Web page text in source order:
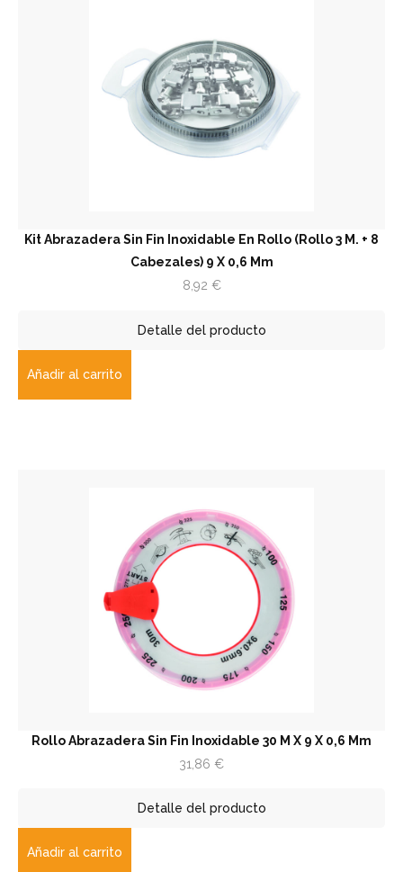
Kit Abrazadera Sin Fin Inoxidable En Rollo (Rollo 3 M. + 8
Cabezales) 9 X 0,6 Mm
8,92 €
Detalle del producto
Añadir al carrito
Rollo Abrazadera Sin Fin Inoxidable 30 M X 9 X 0,6 Mm
31,86 €
Detalle del producto
Añadir al carrito